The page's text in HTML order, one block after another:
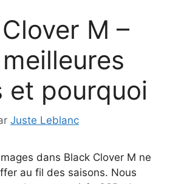
M –
et pourquoi
Juste Leblanc
dans Black Clover M ne
au fil des saisons. Nous